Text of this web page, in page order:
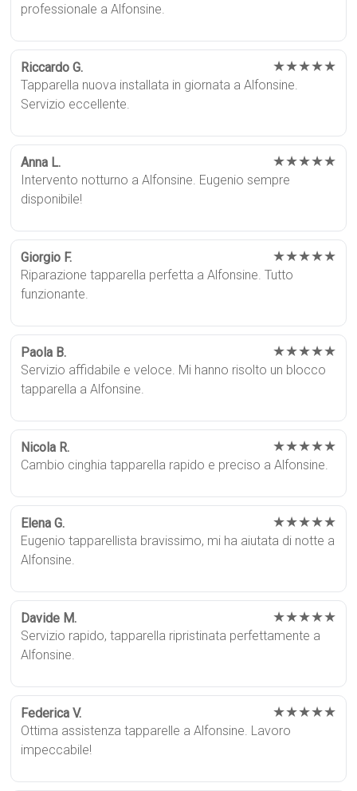
professionale a Alfonsine.
Riccardo G. ★★★★★
Tapparella nuova installata in giornata a Alfonsine.
Servizio eccellente.
Anna L. ★★★★★
Intervento notturno a Alfonsine. Eugenio sempre
disponibile!
Giorgio F. ★★★★★
Riparazione tapparella perfetta a Alfonsine. Tutto
funzionante.
Paola B. ★★★★★
Servizio affidabile e veloce. Mi hanno risolto un blocco
tapparella a Alfonsine.
Nicola R. ★★★★★
Cambio cinghia tapparella rapido e preciso a Alfonsine.
Elena G. ★★★★★
Eugenio tapparellista bravissimo, mi ha aiutata di notte a
Alfonsine.
Davide M. ★★★★★
Servizio rapido, tapparella ripristinata perfettamente a
Alfonsine.
Federica V. ★★★★★
Ottima assistenza tapparelle a Alfonsine. Lavoro
impeccabile!